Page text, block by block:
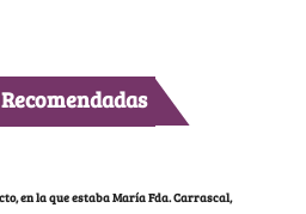
en la que estaba María Fda. Carrascal,